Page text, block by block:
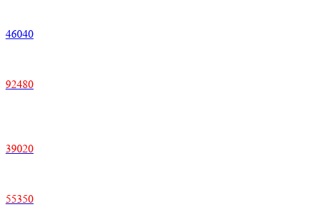
46040
92480
39020
55350